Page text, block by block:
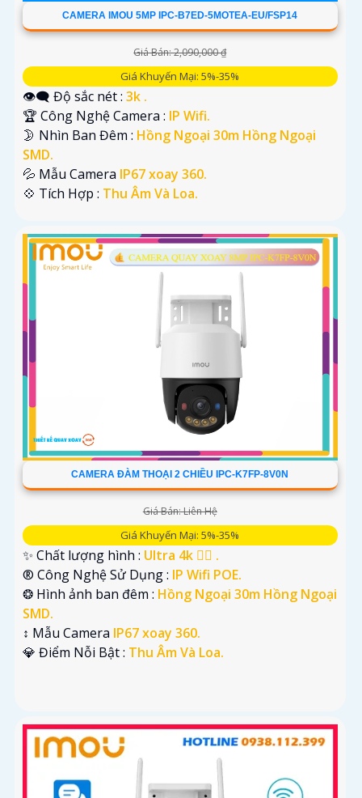
CAMERA IMOU 5MP IPC-B7ED-5MOTEA-EU/FSP14
Giá Bán: 2,090,000 ₫
Giá Khuyến Mại: 5%-35%
👁️‍🗨 Độ sắc nét : 3k .
🏆 Công Nghệ Camera : IP Wifi.
🌛 Nhìn Ban Đêm : Hồng Ngoại 30m Hồng Ngoại
SMD.
💦 Mẫu Camera IP67 xoay 360.
️💠 Tích Hợp : Thu Âm Và Loa.
CAMERA ĐÀM THOẠI 2 CHIỀU IPC-K7FP-8V0N
Giá Bán: Liên Hệ
Giá Khuyến Mại: 5%-35%
✨ Chất lượng hình : Ultra 4k 👍🏾 .
®️ Công Nghệ Sử Dụng : IP Wifi POE.
❂ Hình ảnh ban đêm : Hồng Ngoại 30m Hồng Ngoại
SMD.
↕️ Mẫu Camera IP67 xoay 360.
️💎 Điểm Nỗi Bật : Thu Âm Và Loa.